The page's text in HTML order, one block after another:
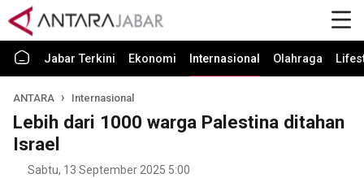
Jabar Terkini Ekonomi Internasional Olahraga
ANTARA Internasional
Lebih dari 1000 warga Palestina ditahan
Israel
Sabtu, 13 September 2025 5:00